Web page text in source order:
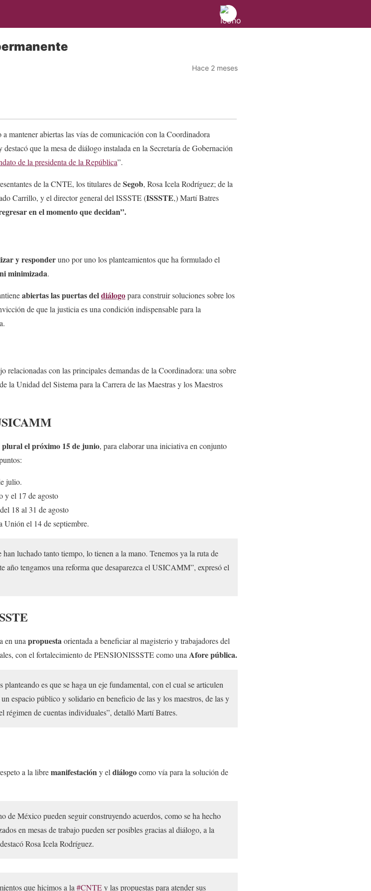
Hace 2 meses
mantener abiertas las vías de comunicación con la Coordinadora
que la mesa de diálogo instalada en la Secretaría de Gobernación
de la presidenta de la República”.
de la CNTE, los titulares deSegob, Rosa Icela Rodríguez; de la
Carrillo, y el director general del ISSSTE (ISSSTE,) Martí Batres
en el momento que decidan”.
y responderuno por uno los planteamientos que ha formulado el
minimizada.
abiertas las puertas deldiálogopara construir soluciones sobre los
de que la justicia es una condición indispensable para la
relacionadas con las principales demandas de la Coordinadora: una sobre
de la Unidad del Sistema para la Carrera de las Maestras y los Maestros
plural el próximo 15 de junio, para elaborar una iniciativa en conjunto
julio.
y el 17 de agosto
18 al 31 de agosto
Unión el 14 de septiembre.
luchado tanto tiempo, lo tienen a la mano. Tenemos ya la ruta de
año tengamos una reforma que desaparezca el USICAMM”, expresó el
en una propuestaorientada a beneficiar al magisterio y trabajadores del
con el fortalecimiento de PENSIONISSSTE como una Afore pública.
es que se haga un eje fundamental, con el cual se articulen
espacio público y solidario en beneficio de las y los maestros, de las y
régimen de cuentas individuales”, detalló Martí Batres.
a la libremanifestacióny el diálogocomo vía para la solución de
de México pueden seguir construyendo acuerdos, como se ha hecho
en mesas de trabajo pueden ser posibles gracias al diálogo, a la
Rosa Icela Rodríguez.
que hicimos a la #CNTEy las propuestas para atender sus